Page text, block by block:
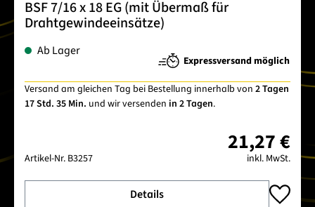
BSF 7/16 x 18 EG (mit Übermaß für
Drahtgewindeeinsätze)
Ab Lager
Expressversand möglich
Versand am gleichen Tag bei Bestellung innerhalb von 2 Tagen
17 Std. 35 Min. und wir versenden in 2 Tagen.
Artikel-Nr. B3257
21,27 €
inkl. MwSt.
Details